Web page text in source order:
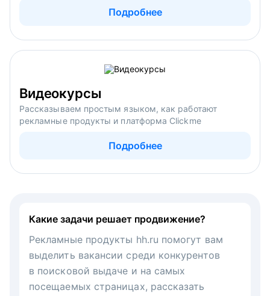
Подробнее
Видеокурсы
Рассказываем простым языком, как работают
рекламные продукты и платформа Clickme
Подробнее
Какие задачи решает продвижение?
Рекламные продукты hh.ru помогут вам
выделить вакансии среди конкурентов
в поисковой выдаче и на самых
посещаемых страницах, рассказать